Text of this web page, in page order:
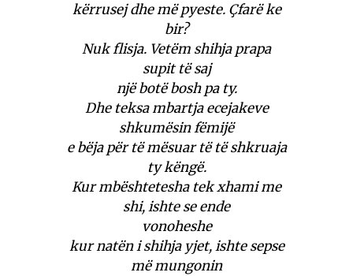
kërrusej dhe më pyeste. Çfarë ke
bir?
Nuk flisja. Vetëm shihja prapa
supit të saj
një botë bosh pa ty.
Dhe teksa mbartja ecejakeve
shkumësin fëmijë
e bëja për të mësuar të të shkruaja
ty këngë.
Kur mbështetesha tek xhami me
shi, ishte se ende
vonoheshe
kur natën i shihja yjet, ishte sepse
më mungonin